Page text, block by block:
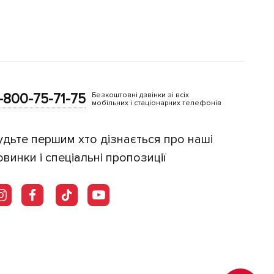
75-71-75
Безкоштовні дзвінки зі всіх
мобільних і стаціонарних телефонів
першим хто дізнається про наші
і спеціальні пропозиції